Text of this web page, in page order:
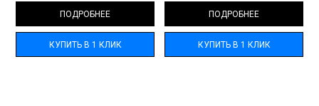
ПОДРОБНЕЕ
КУПИТЬ В 1 КЛИК
ПОДРОБНЕЕ
КУПИТЬ В 1 КЛИК